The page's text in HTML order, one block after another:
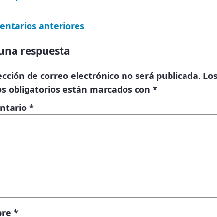
anteriores
respuesta
de correo electrónico no será publicada. Los
obligatorios están marcados con *
*
*